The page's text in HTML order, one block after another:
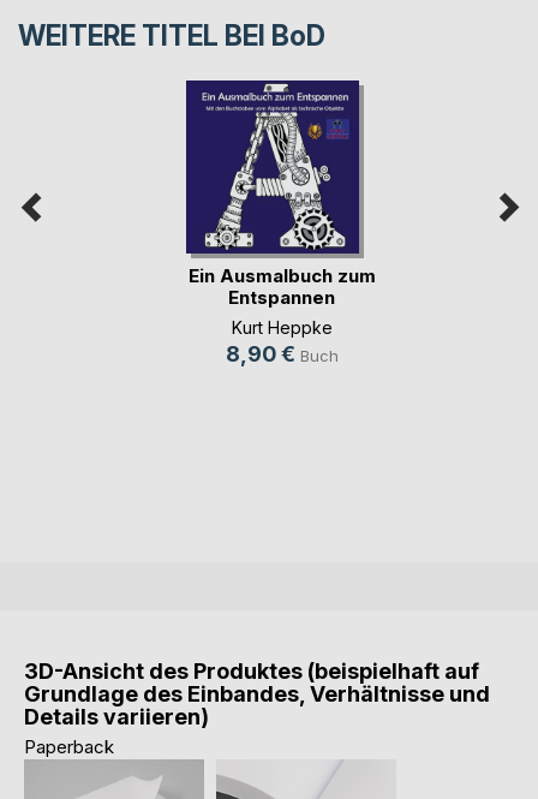
WEITERE TITEL BEI BoD
Ein Ausmalbuch zum
Entspannen
Kurt Heppke
8,90 € Buch
3D-Ansicht des Produktes (beispielhaft auf
Grundlage des Einbandes, Verhältnisse und
Details variieren)
Paperback